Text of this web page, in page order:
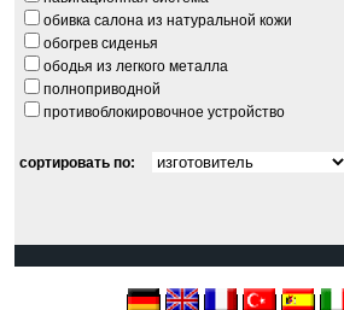
обивка салона из натуральной кожи
обогрев сиденья
ободья из легкого металла
полноприводной
противоблокировочное устройство
сортировать по: